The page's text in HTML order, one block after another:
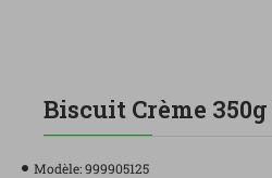
Biscuit Crème
Modèle:999905125